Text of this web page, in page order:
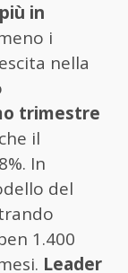
in
i
nella
trimestre
il
In
del
1.400
Leader